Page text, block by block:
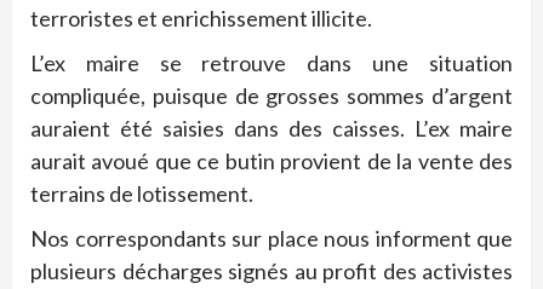
terroristes et enrichissement illicite.
L’ex maire se retrouve dans une situation
compliquée, puisque de grosses sommes d’argent
auraient été saisies dans des caisses. L’ex maire
aurait avoué que ce butin provient de la vente des
terrains de lotissement.
Nos correspondants sur place nous informent que
plusieurs décharges signés au profit des activistes